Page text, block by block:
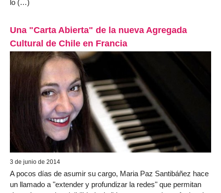
lo (…)
Una "Carta Abierta" de la nueva Agregada
Cultural de Chile en Francia
3 de junio de 2014
A pocos días de asumir su cargo, Maria Paz Santibáñez hace
un llamado a "extender y profundizar la redes" que permitan